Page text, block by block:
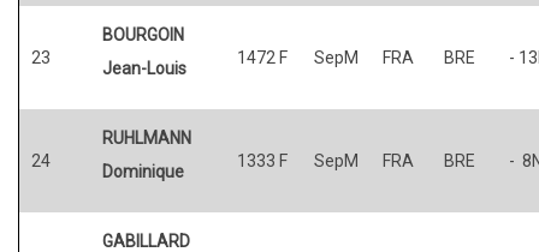
23
BOURGOIN
Jean-Louis
1472 F SepM FRA BRE -
24
RUHLMANN
Dominique
1333 F SepM FRA BRE -
GABILLARD